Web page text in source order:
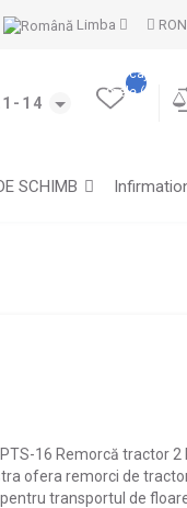
RON
Limba
14
Marcajele
mele (0)
SCHIMB
16 Remorcă tractor 2
ofera remorci de
transportul de